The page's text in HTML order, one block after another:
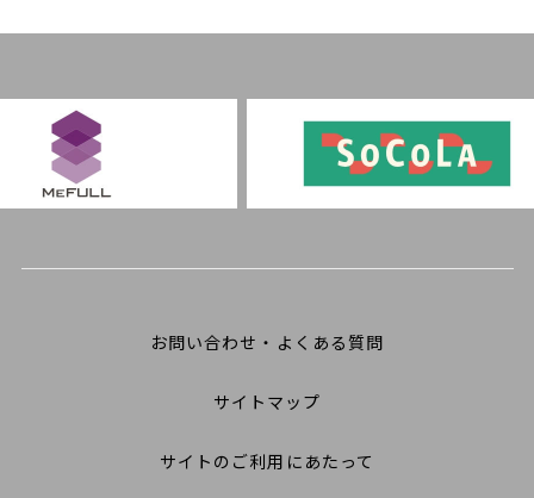
お問い合わせ・よくある質問
サイトマップ
サイトのご利用にあたって